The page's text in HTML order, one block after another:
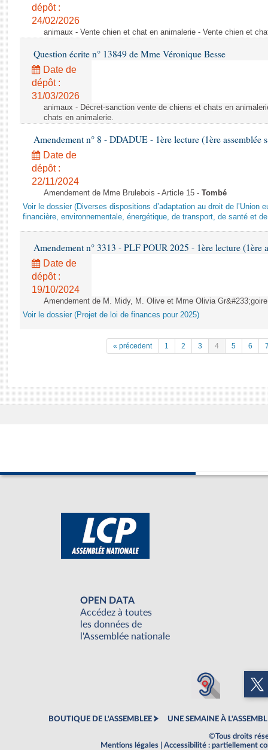
dépôt :
24/02/2026
animaux - Vente chien et chat en animalerie - Vente chien et
Question écrite n° 13849 de Mme Véronique Besse
Date de
dépôt :
31/03/2026
animaux - Décret-sanction vente de chiens et chats en
chats en animalerie.
Amendement n° 8 - DDADUE - 1ère lecture (1ère assemblée
Date de
dépôt :
22/11/2024
Amendement de Mme Brulebois - Article 15 - Tombé
Voir le dossier (Diverses dispositions d’adaptation au droit de l’Union
financière, environnementale, énergétique, de transport, de santé et
Amendement n° 3313 - PLF POUR 2025 - 1ère lecture (1ère
Date de
dépôt :
19/10/2024
Amendement de M. Midy, M. Olive et Mme Olivia
Voir le dossier (Projet de loi de finances pour 2025)
« précedent 1 2 3 4 5 6
OPEN DATA
Accédez à toutes
les données de
l'Assemblée nationale
BOUTIQUE DE L'ASSEMBLEE UNE SEMAINE À
©Tous droits
Mentions légales
Accessibilité : partiellement